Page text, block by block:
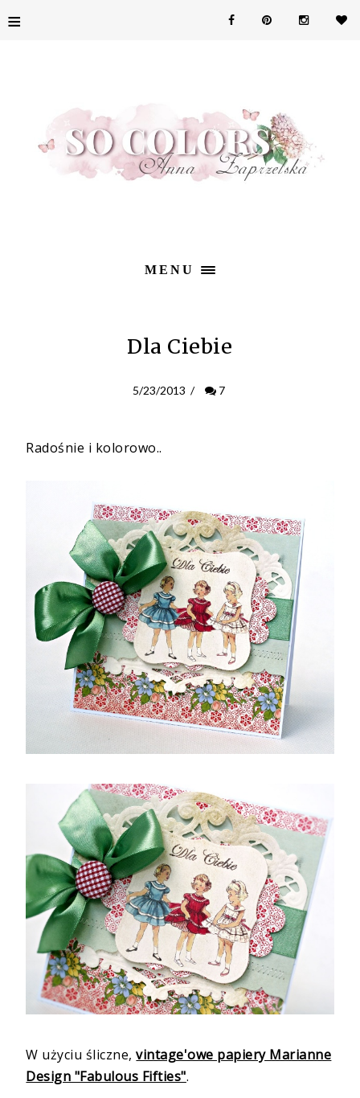
≡
MENU
Dla Ciebie
5/23/2013 / 7
Radośnie i kolorowo..
W użyciu śliczne,vintage'owe papiery Marianne
Design "Fabulous Fifties".